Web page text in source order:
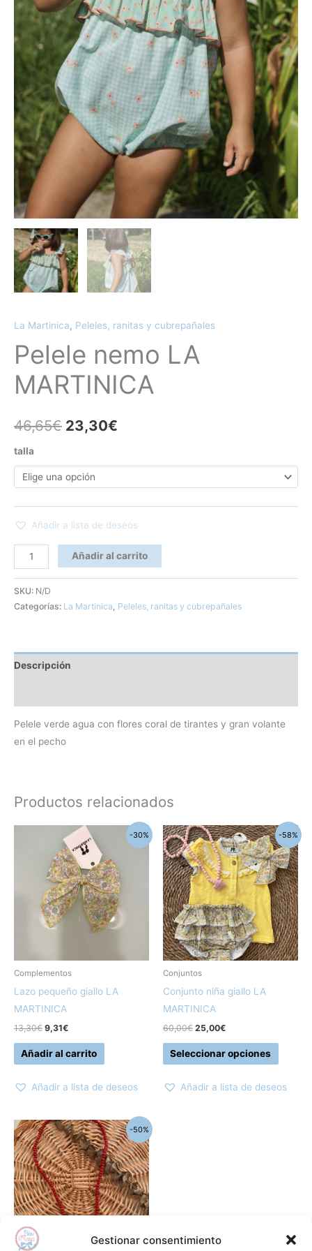
Gestionar consentimiento
La Martinica, Peleles, ranitas y cubrepañales
Pelele nemo LA
MARTINICA
46,65€ 23,30€
talla
Añadir a lista de deseos
Añadir al carrito
SKU: N/D
Categorías: La Martinica Peleles, ranitas y cubrepañales
Descripción
Pelele verde agua con flores coral de tirantes y gran volante
en el pecho
Productos relacionados
-30%
Complementos
Lazo pequeño giallo LA
MARTINICA
13,30€
precio
original
era:
13,30€.
9,31€
El
precio
actual
es:
9,31€.
Añadir al carrito
Añadir a lista de deseos
-58%
Conjuntos
Conjunto niña giallo LA
MARTINICA
60,00€
El
precio
original
era:
60,00€.
25,00€
El
precio
actual
es:
25,00€.
Seleccionar opciones
Este
tiene
Las
se
página
Añadir a lista de deseos
-50%
El
precio
original
era:
15,55€.
El
precio
actual
es:
7,75€.